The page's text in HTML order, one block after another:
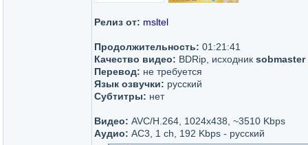
Релиз от: msltel
Продолжительность: 01:21:41
Качество видео: BDRip, исходник sobmaster
Перевод: не требуется
Язык озвучки: русский
Субтитры: нет
Видео: AVC/H.264, 1024x438, ~3510 Kbps
Аудио: AC3, 1 ch, 192 Kbps - русский